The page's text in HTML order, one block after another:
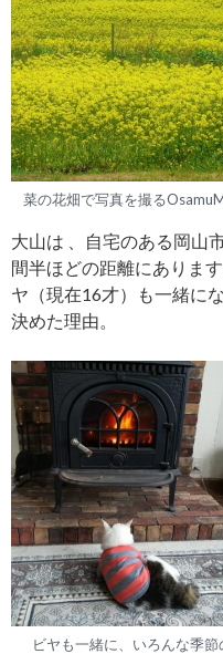
菜の花畑で写真を撮る
大山は 、自宅のある岡山
間半ほどの距離にありま
ヤ（現在16才）も一緒に
決めた理由。
ビヤも一緒に、いろんな季節